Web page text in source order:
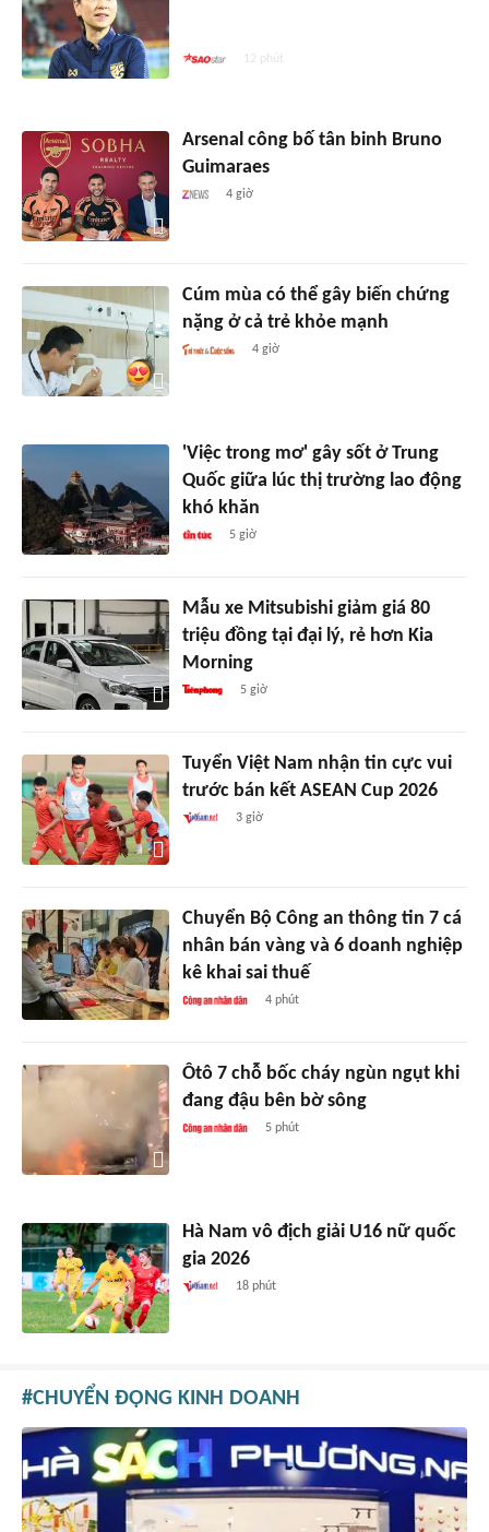
12 phút
Arsenal công bố tân binh Bruno
Guimaraes
4 giờ
Cúm mùa có thể gây biến chứng
nặng ở cả trẻ khỏe mạnh
4 giờ
'Việc trong mơ' gây sốt ở Trung
Quốc giữa lúc thị trường lao động
khó khăn
5 giờ
Mẫu xe Mitsubishi giảm giá 80
triệu đồng tại đại lý, rẻ hơn Kia
Morning
5 giờ
Tuyển Việt Nam nhận tin cực vui
trước bán kết ASEAN Cup 2026
3 giờ
Chuyển Bộ Công an thông tin 7 cá
nhân bán vàng và 6 doanh nghiệp
kê khai sai thuế
4 phút
Ôtô 7 chỗ bốc cháy ngùn ngụt khi
đang đậu bên bờ sông
5 phút
Hà Nam vô địch giải U16 nữ quốc
gia 2026
18 phút
CHUYỂN ĐỘNG KINH DOANH